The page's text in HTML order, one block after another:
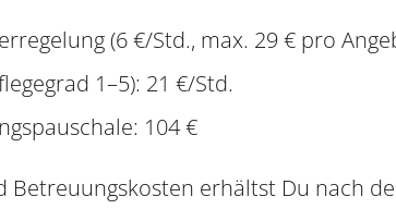
(6 €/Std., max. 29 € pro
1–5): 21 €/Std.
104 €
Betreuungskosten erhältst Du nach